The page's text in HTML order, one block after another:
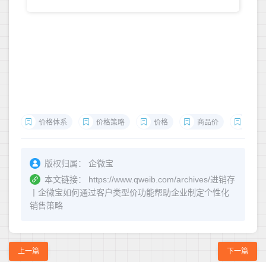
价格体系 价格策略 价格 商品价
版权归属：
企微宝
本文链接：
https://www.qweib.com/archives/进销存
丨企微宝如何通过客户类型价功能帮助企业制定个性化
销售策略
上一篇 下一篇